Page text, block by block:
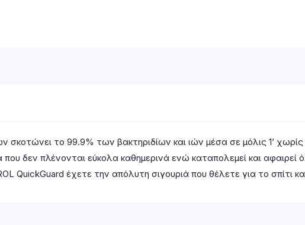
το 99.9% των βακτηριδίων και ιών μέσα σε μόλις 1’
δεν πλένονται εύκολα καθημερινά ενώ καταπολεμεί και αφαιρεί
QuickGuard έχετε την απόλυτη σιγουριά που θέλετε για το σπίτι